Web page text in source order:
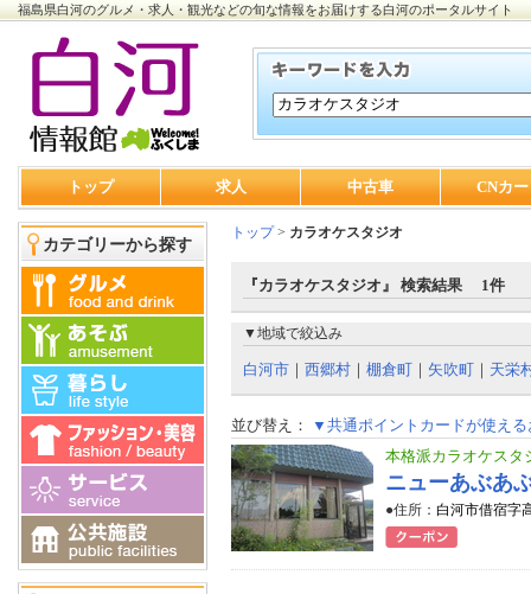
福島県白河のグルメ・求人・観光などの旬な情報をお届けする白河のポータルサイト
トップ 求人 中古車 CNカ
カテゴリーから探す
トップ> カラオケスタジオ
『カラオケスタジオ』 検索結果 1件
▼地域で絞込み
白河市 ｜ 西郷村 ｜ 棚倉町 ｜ 矢吹町 ｜ 天栄
並び替え：
▼共通ポイントカードが使える
本格派カラオケスタ
ニューあぶあ
●住所： 白河市借宿字